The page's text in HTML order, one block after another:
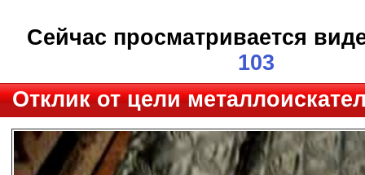
Сейчас просматривается
103
Отклик от цели